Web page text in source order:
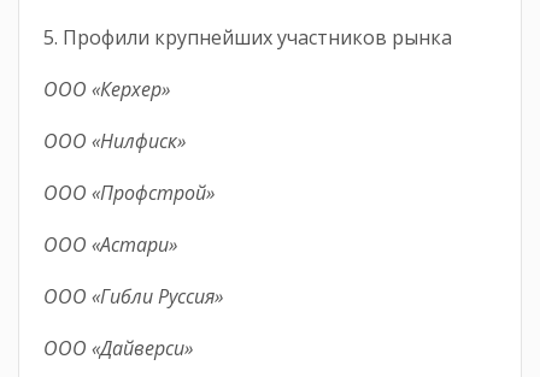
5. Профили крупнейших участников рынка
ООО «Керхер»
ООО «Нилфиск»
ООО «Профстрой»
ООО «Астари»
ООО «Гибли Руссия»
ООО «Дайверси»